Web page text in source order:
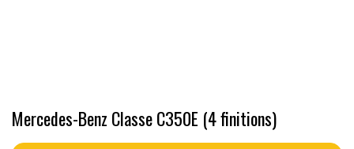
Mercedes-Benz Classe C350E (4 finitions)